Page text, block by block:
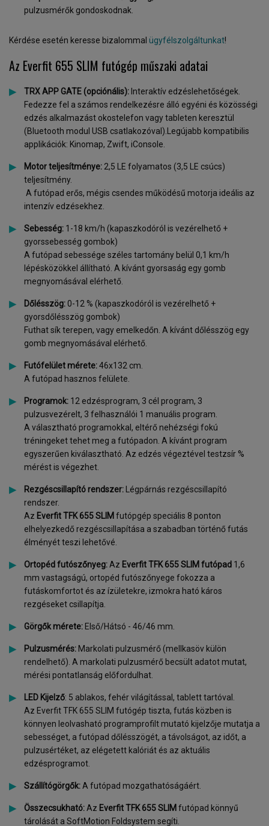
pulzusmérők gondoskodnak.
Kérdése esetén keresse bizalommal ügyfélszolgáltunkat!
Az Everfit 655 SLIM futógép műszaki adatai
TRX APP GATE (opciónális): Interaktív edzéslehetőségek.
Fedezze fel a számos rendelkezésre álló egyéni és közösségi
edzés alkalmazást okostelefon vagy tableten keresztül
(Bluetooth modul USB csatlakozóval).Legújabb kompatibilis
applikációk: Kinomap, Zwift, iConsole.
Motor teljesítménye: 2,5 LE folyamatos (3,5 LE csúcs)
teljesítmény.
A futópad erős, mégis csendes működésű motorja ideális az
intenzív edzésekhez.
Sebesség: 1-18 km/h (kapaszkodóról is vezérelhető +
gyorssebesség gombok)
A futópad sebessége széles tartomány belül 0,1 km/h
lépésközökkel állítható. A kívánt gyorsaság egy gomb
megnyomásával elérhető.
Dőlésszög:0-12 % (kapaszkodóról is vezérelhető +
gyorsdőlésszög gombok)
Futhat sík terepen, vagy emelkedőn. A kívánt dőlésszög egy
gomb megnyomásával elérhető.
Futófelület mérete:46x132 cm.
A futópad hasznos felülete.
Programok: 12 edzésprogram, 3 cél program, 3
pulzusvezérelt, 3 felhasználói 1 manuális program.
A választható programokkal, eltérő nehézségi fokú
tréningeket tehet meg a futópadon. A kívánt program
egyszerűen kiválasztható. Az edzés végeztével testzsír %
mérést is végezhet.
Rezgéscsillapító rendszer: Légpárnás rezgéscsillapító
rendszer.
Az Everfit TFK 655 SLIM futópgép speciális 8 ponton
elhelyezkedő rezgéscsillapítása a szabadban történő futás
élményét teszi lehetővé.
Ortopéd futószőnyeg:Az Everfit TFK 655 SLIM futópad 1,6
mm vastagságú, ortopéd futószőnyege fokozza a
futáskomfortot és az ízületekre, izmokra ható káros
rezgéseket csillapítja.
Görgők mérete: Első/Hátsó - 46/46 mm.
Pulzusmérés: Markolati pulzusmérő (mellkasöv külön
rendelhető). A markolati pulzusmérő becsült adatot mutat,
mérési pontatlanság előfordulhat.
LED Kijelző: 5 ablakos, fehér világítással, tablett tartóval.
Az Everfit TFK 655 SLIM futógép tiszta, futás közben is
könnyen leolvasható programprofilt mutató kijelzője mutatja a
sebességet, a futópad dőlésszögét, a távolságot, az időt, a
pulzusértéket, az elégetett kalóriát és az aktuális
edzésprogramot.
Szállítógörgők:A futópad mozgathatóságáért.
Összecsukható:Az Everfit TFK 655 SLIM futópad könnyű
tárolását a SoftMotion Foldsystem segíti.